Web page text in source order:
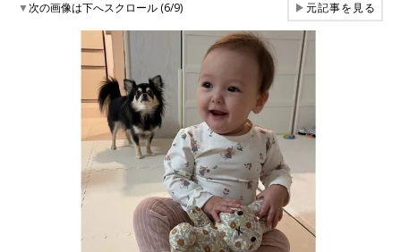
▼次の画像は下へスクロール (6/9) ▶元記事を見る